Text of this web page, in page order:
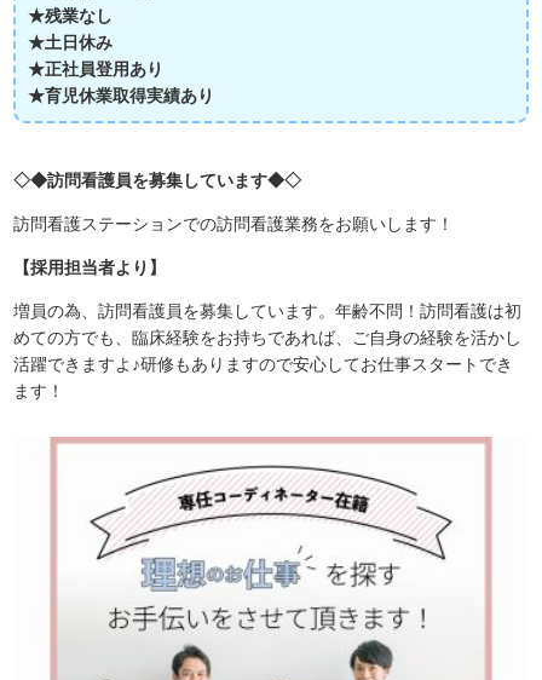
★残業なし
★土日休み
★正社員登用あり
★育児休業取得実績あり
◇◆訪問看護員を募集しています◆◇
訪問看護ステーションでの訪問看護業務をお願いします！
【採用担当者より】
増員の為、訪問看護員を募集しています。年齢不問！訪問看護は初
めての方でも、臨床経験をお持ちであれば、ご自身の経験を活かし
活躍できますよ♪研修もありますので安心してお仕事スタートでき
ます！